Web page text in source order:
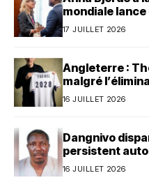
mondiale
avec le Bénin
17 JUILLET 2026
Angleterre :
malgré
16 JUILLET 2026
Dangnivo
persistent
16 JUILLET 2026